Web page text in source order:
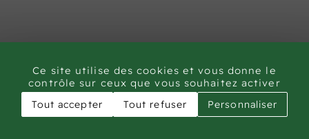
CAR - Rock Art Training workshop Saudi Arabia
Ce site utilise des cookies et vous donne le
contrôle sur ceux que vous souhaitez activer
Tout accepter
Tout refuser Personnaliser